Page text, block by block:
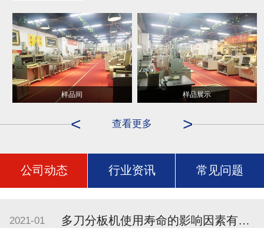
样品间 样品展示
>
查看更多
<
公司动态 行业资讯 常见问题
2021-01 多刀分板机使用寿命的影响因素有哪些？